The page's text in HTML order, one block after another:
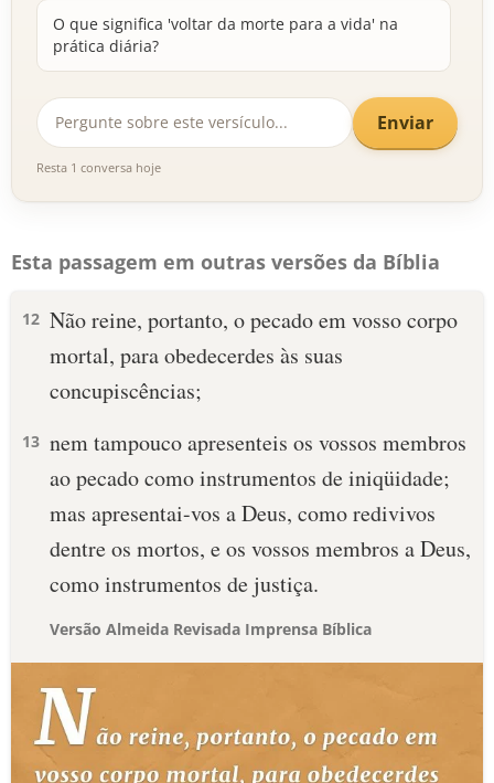
O que significa 'voltar da morte para a vida' na
prática diária?
Enviar
Resta 1 conversa hoje
Esta passagem em outras versões da Bíblia
12 Não reine, portanto, o pecado em vosso corpo
mortal, para obedecerdes às suas
concupiscências;
13 nem tampouco apresenteis os vossos membros
ao pecado como instrumentos de iniqüidade;
mas apresentai-vos a Deus, como redivivos
dentre os mortos, e os vossos membros a Deus,
como instrumentos de justiça.
Versão Almeida Revisada Imprensa Bíblica